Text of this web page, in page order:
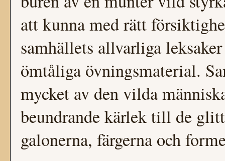
att kunna med rätt
samhällets allvarliga
ömtåliga övningsmaterial.
mycket av den vilda
beundrande kärlek till de
galonerna, färgerna och